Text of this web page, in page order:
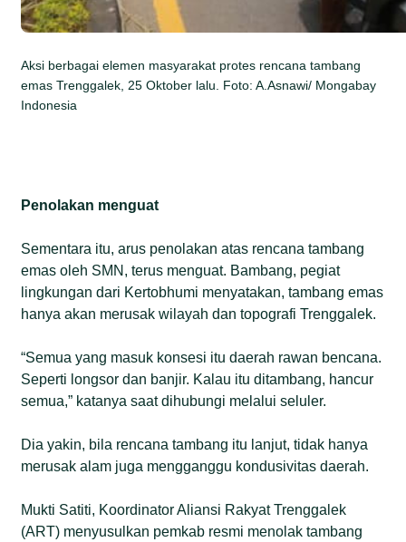
Aksi berbagai elemen masyarakat protes rencana tambang
emas Trenggalek, 25 Oktober lalu. Foto: A.Asnawi/ Mongabay
Indonesia
Penolakan menguat
Sementara itu, arus penolakan atas rencana tambang
emas oleh SMN, terus menguat. Bambang, pegiat
lingkungan dari Kertobhumi menyatakan, tambang emas
hanya akan merusak wilayah dan topografi Trenggalek.
“Semua yang masuk konsesi itu daerah rawan bencana.
Seperti longsor dan banjir. Kalau itu ditambang, hancur
semua,” katanya saat dihubungi melalui seluler.
Dia yakin, bila rencana tambang itu lanjut, tidak hanya
merusak alam juga mengganggu kondusivitas daerah.
Mukti Satiti, Koordinator Aliansi Rakyat Trenggalek
(ART) menyusulkan pemkab resmi menolak tambang